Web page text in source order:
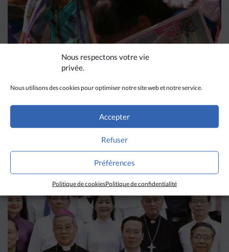
Nous respectons votre vie
privée.
Nous utilisons des cookies pour optimiser notre site web et notre service.
Accepter
Refuser
Préférences
Politique de cookiesPolitique de confidentialité
La revue de presse de la
semaine du 18 mars